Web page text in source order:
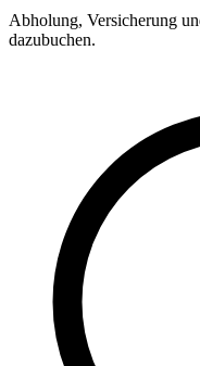
Abholung, Versicherung
dazubuchen.